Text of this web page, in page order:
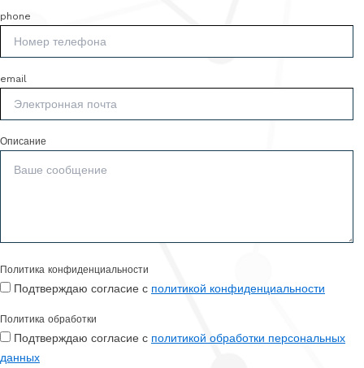
phone
email
Описание
Политика конфиденциальности
Подтверждаю согласие с политикой конфиденциальности
Политика обработки
Подтверждаю согласие с политикой обработки персональных
данных